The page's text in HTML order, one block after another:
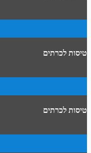
טיסות לכרתים
טיסות לכרתים